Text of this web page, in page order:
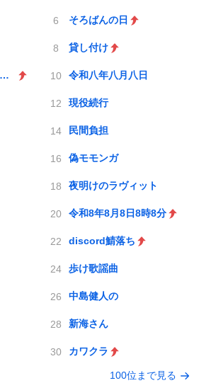
そろばんの日
貸し付け
小早川さんはソウルライク 令和八年八月八日
現役続行
民間負担
偽モモンガ
夜明けのラヴィット
令和8年8月8日8時8分
discord鯖落ち
歩け歌謡曲
中島健人の
新海さん
カワクラ
100位まで見る